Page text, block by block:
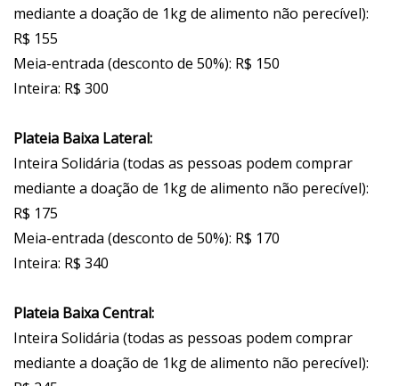
mediante a doação de 1kg de alimento não perecível):
R$ 155
Meia-entrada (desconto de 50%): R$ 150
Inteira: R$ 300
Plateia Baixa Lateral:
Inteira Solidária (todas as pessoas podem comprar
mediante a doação de 1kg de alimento não perecível):
R$ 175
Meia-entrada (desconto de 50%): R$ 170
Inteira: R$ 340
Plateia Baixa Central:
Inteira Solidária (todas as pessoas podem comprar
mediante a doação de 1kg de alimento não perecível):